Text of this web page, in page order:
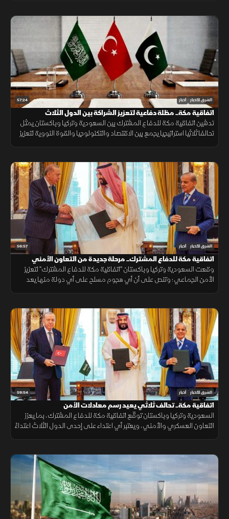
57:24 الشرق للأخبار أخبار
اتفاقية مكة.. مظلة دفاعية لتعزيز الشراكة بين الدول الثلاث
تدشين اتفاقية مكة للدفاع المشترك بين السعودية وتركيا وباكستان يمثل
تحالفا ثلاثيا استراتيجيا يجمع بين الاقتصاد والتكنولوجيا والقوة النووية لتعزيز
56:57 الشرق للأخبار أخبار
اتفاقية مكة للدفاع المشترك.. مرحلة جديدة من التعاون الأمني
وقعت السعودية وتركيا وباكستان "اتفاقية مكة للدفاع المشترك" لتعزيز
الأمن الجماعي؛ وتنص على أن أي هجوم مسلح على أي دولة منها يعد
59:54 الشرق للأخبار أخبار
اتفاقية مكة.. تحالف ثلاثي يعيد رسم معادلات الأمن
السعودية وتركيا وباكستان توقّع اتفاقية مكة للدفاع المشترك، بما يعزز
التعاون العسكري والأمني، ويعتبر أي اعتداء على إحدى الدول الثلاث اعتداءً